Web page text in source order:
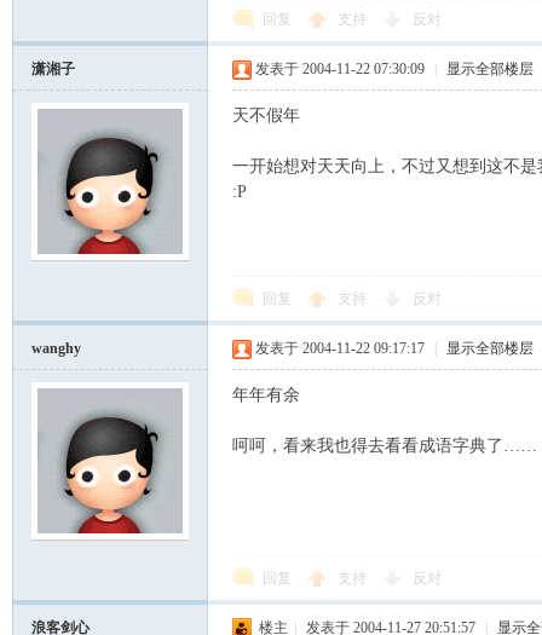
回复 支持 反对
潇湘子 发表于 2004-11-22 07:30:09 显示全部楼层
天不假年
一开始想对天天向上，不过又想到这不
:P
回复 支持 反对
wanghy 发表于 2004-11-22 09:17:17 显示全部楼层
年年有余
呵呵，看来我也得去看看成语字典了……
回复 支持 反对
浪客剑心 楼主 发表于 2004-11-27 20:51:57 显示